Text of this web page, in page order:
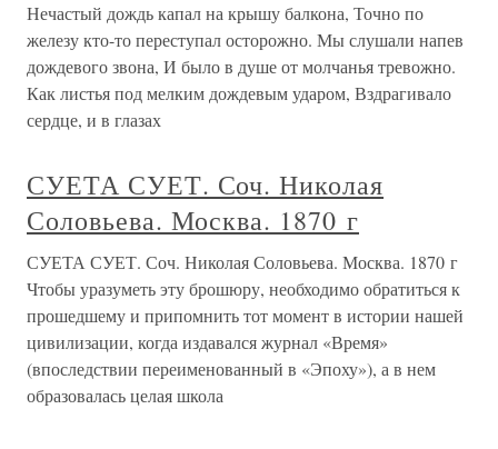
Нечастый дождь капал на крышу балкона, Точно по
железу кто-то переступал осторожно. Мы слушали напев
дождевого звона, И было в душе от молчанья тревожно.
Как листья под мелким дождевым ударом, Вздрагивало
сердце, и в глазах
СУЕТА СУЕТ. Соч. Николая
Соловьева. Москва. 1870 г
СУЕТА СУЕТ. Соч. Николая Соловьева. Москва. 1870 г
Чтобы уразуметь эту брошюру, необходимо обратиться к
прошедшему и припомнить тот момент в истории нашей
цивилизации, когда издавался журнал «Время»
(впоследствии переименованный в «Эпоху»), а в нем
образовалась целая школа